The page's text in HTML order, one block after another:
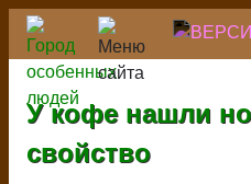
Перейти
основному
содержанию
У кофе нашли
свойство